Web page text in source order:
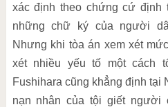
xác định theo chứng cứ định
những chữ ký của người
Nhưng khi tòa án xem xét
xét nhiều yếu tố một cách
Fushihara cũng khẳng định tại
nạn nhân của tội giết người